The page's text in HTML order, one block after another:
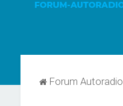
Forum Autoradio